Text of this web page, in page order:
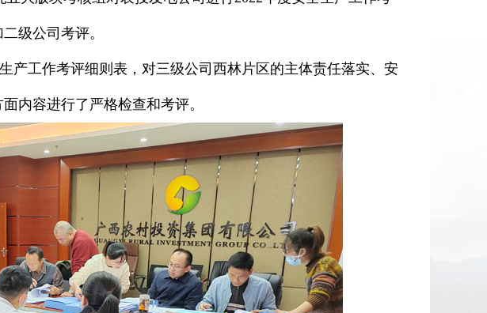
级公司考评。
工作考评细则表，对三级公司西林片区的主体责任落实、安
内容进行了严格检查和考评。